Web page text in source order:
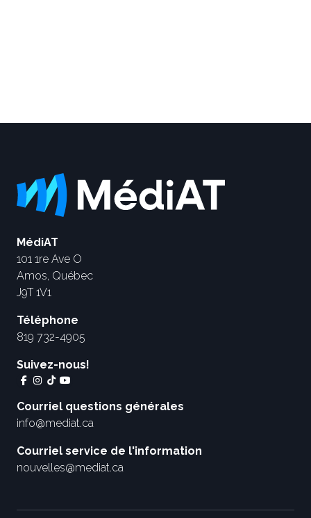
MédiAT
101 1re Ave O
Amos, Québec
J9T 1V1
Téléphone
819 732-4905
Suivez-nous!
Courriel questions générales
info@mediat.ca
Courriel service de l'information
nouvelles@mediat.ca